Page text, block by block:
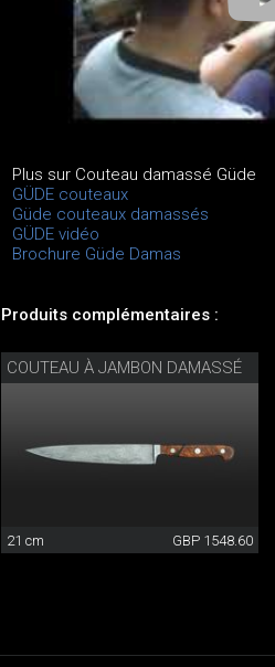
Plus sur Couteau damassé Güde
GÜDE couteaux
Güde couteaux damassés
GÜDE vidéo
Brochure Güde Damas
Produits complémentaires :
COUTEAU À JAMBON DAMASSÉ
21 cm GBP 1548.60